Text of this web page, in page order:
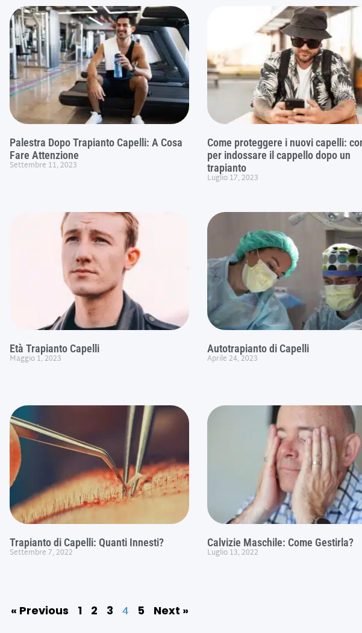
Palestra Dopo Trapianto Capelli: A Cosa
Fare Attenzione
Settembre 11, 2023
Come proteggere i nuovi capelli:
per indossare il cappello dopo un
trapianto
Luglio 17, 2023
Età Trapianto Capelli
Maggio 1, 2023
Autotrapianto di Capelli
Aprile 24, 2023
Trapianto di Capelli: Quanti Innesti?
Settembre 7, 2022
Calvizie Maschile: Come Gestirla?
Luglio 13, 2022
« Previous 1 2 3 4 5 Next »